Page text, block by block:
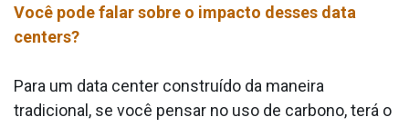
Você pode falar sobre o impacto desses data
centers?
Para um data center construído da maneira
tradicional, se você pensar no uso de carbono, terá o